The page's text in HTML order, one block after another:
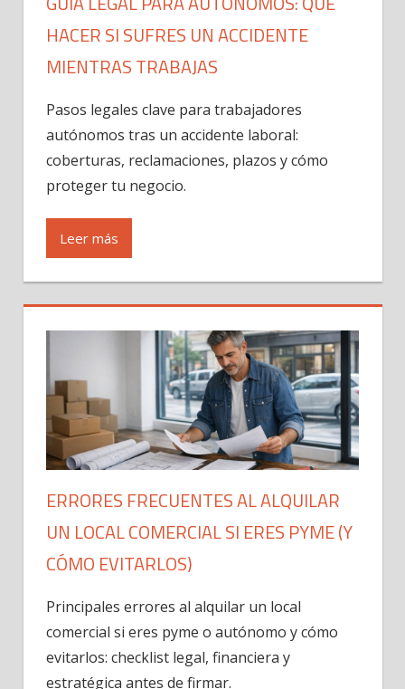
HACER SI SUFRES UN ACCIDENTE
MIENTRAS TRABAJAS
Pasos legales clave para trabajadores
autónomos tras un accidente laboral:
coberturas, reclamaciones, plazos y cómo
proteger tu negocio.
Leer más
ERRORES FRECUENTES AL ALQUILAR
UN LOCAL COMERCIAL SI ERES PYME (Y
CÓMO EVITARLOS)
Principales errores al alquilar un local
comercial si eres pyme o autónomo y cómo
evitarlos: checklist legal, financiera y
estratégica antes de firmar.